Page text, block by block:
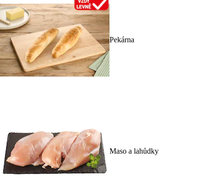
Pekárna
Maso a lahůdky